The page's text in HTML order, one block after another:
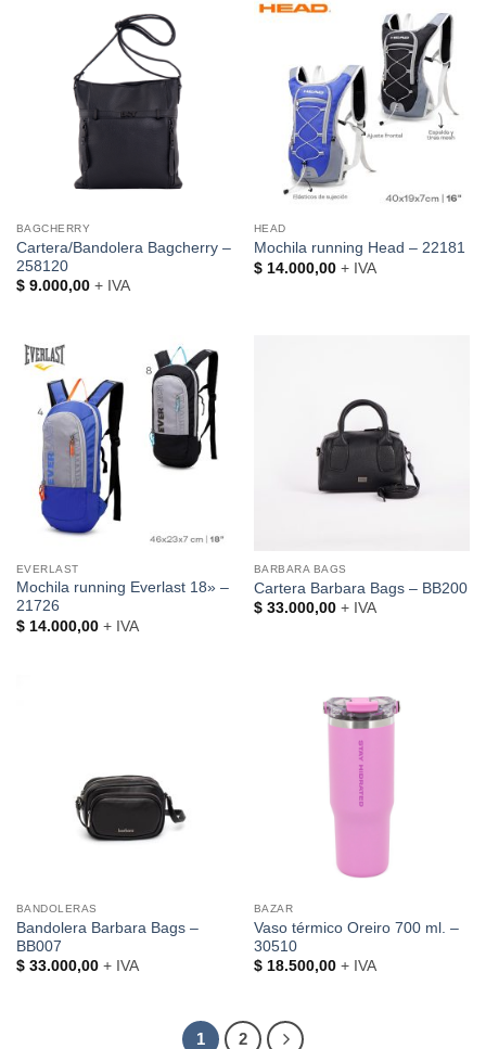
BAGCHERRY
Cartera/Bandolera Bagcherry –
258120
$9.000,00+ IVA
HEAD
Mochila running Head – 22181
$14.000,00+ IVA
EVERLAST
Mochila running Everlast 18» –
21726
$14.000,00+ IVA
BARBARA BAGS
Cartera Barbara Bags – BB200
$33.000,00+ IVA
BANDOLERAS
Bandolera Barbara Bags –
BB007
$33.000,00+ IVA
BAZAR
Vaso térmico Oreiro 700 ml. –
30510
$18.500,00+ IVA
1 2